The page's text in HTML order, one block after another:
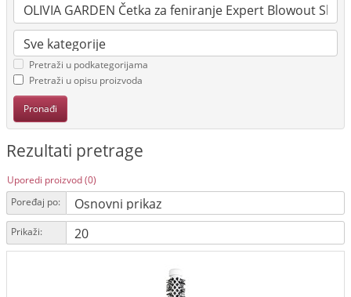
Pretraži u podkategorijama
Pretraži u opisu proizvoda
Rezultati pretrage
Uporedi proizvod (0)
Poređaj po:
Prikaži: